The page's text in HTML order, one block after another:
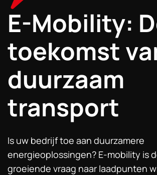
E-Mobility:
toekomst
duurzaam
transport
Is uw bedrijf toe aan duurzamere
energieoplossingen? E-mobility is
groeiende vraag naar laadpunten